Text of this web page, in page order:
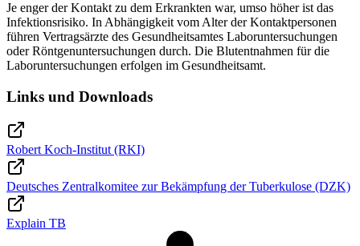
Je enger der Kontakt zu dem Erkrankten war, umso höher ist das
Infektionsrisiko. In Abhängigkeit vom Alter der Kontaktpersonen
führen Vertragsärzte des Gesundheitsamtes Laboruntersuchungen
oder Röntgenuntersuchungen durch. Die Blutentnahmen für die
Laboruntersuchungen erfolgen im Gesundheitsamt.
Links und Downloads
Robert Koch-Institut (RKI)
Deutsches Zentralkomitee zur Bekämpfung der Tuberkulose (DZK)
Explain TB